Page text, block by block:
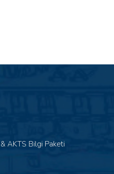
AKTS Bilgi Paketi